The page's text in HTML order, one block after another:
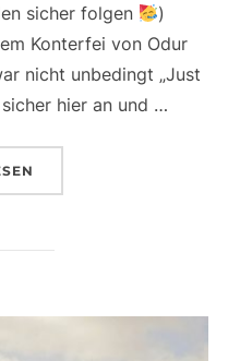
sicher folgen
)
Konterfei von Odur
nicht unbedingt „Just
hier an und …
„WÄHREND ICH DURCH